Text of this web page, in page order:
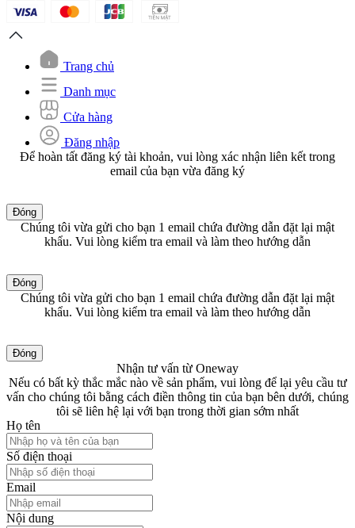
Trang chủ
Danh mục
Cửa hàng
Đăng nhập
Để hoàn tất đăng ký tài khoản, vui lòng xác nhận liên kết trong
email của bạn vừa đăng ký
Đóng
Chúng tôi vừa gửi cho bạn 1 email chứa đường dẫn đặt lại mật
khẩu. Vui lòng kiểm tra email và làm theo hướng dẫn
Đóng
Chúng tôi vừa gửi cho bạn 1 email chứa đường dẫn đặt lại mật
khẩu. Vui lòng kiểm tra email và làm theo hướng dẫn
Đóng
Nhận tư vấn từ Oneway
Nếu có bất kỳ thắc mắc nào về sản phẩm, vui lòng để lại yêu cầu tư
vấn cho chúng tôi bằng cách điền thông tin của bạn bên dưới, chúng
tôi sẽ liên hệ lại với bạn trong thời gian sớm nhất
Họ tên
Số điện thoại
Email
Nội dung